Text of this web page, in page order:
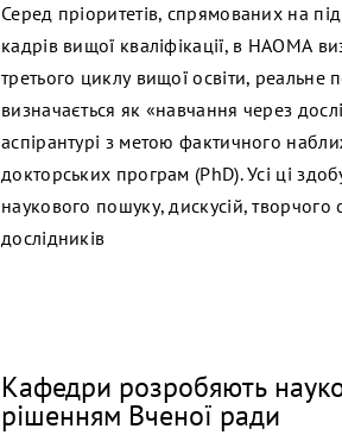
Серед пріоритетів, спрямованих на
кадрів вищої кваліфікації, в НАОМА
третього циклу вищої освіти, реальне
визначається як «навчання через
аспірантурі з метою фактичного
докторських програм (PhD). Усі ці
наукового пошуку, дискусій, творчого
дослідників
Кафедри розробяють
рішенням Вченої ради